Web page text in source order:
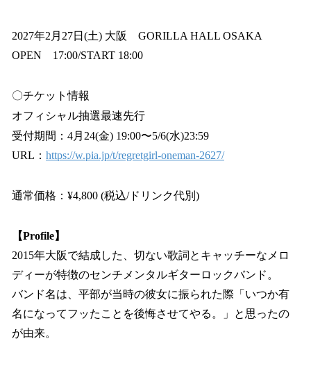
2027年2月27日(土) 大阪 GORILLA HALL OSAKA
OPEN 17:00/START 18:00
〇チケット情報
オフィシャル抽選最速先行
受付期間：4月24(金) 19:00〜5/6(水)23:59
URL： https://w.pia.jp/t/regretgirl-oneman-2627/
通常価格：¥4,800 (税込/ドリンク代別)
【Profile】
2015年大阪で結成した、切ない歌詞とキャッチーなメロ
ディーが特徴のセンチメンタルギターロックバンド。
バンド名は、平部が当時の彼女に振られた際「いつか有
名になってフッたことを後悔させてやる。」と思ったの
が由来。